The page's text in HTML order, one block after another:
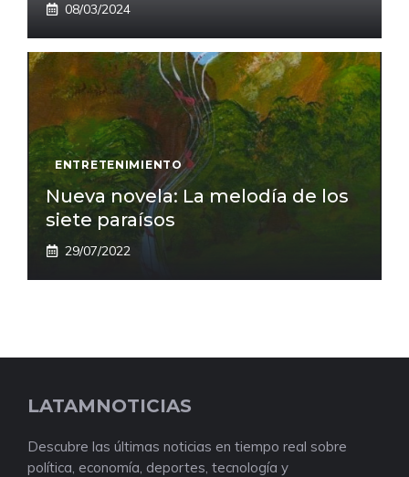
08/03/2024
ENTRETENIMIENTO
Nueva novela: La melodía de los
siete paraísos
29/07/2022
LATAMNOTICIAS
Descubre las últimas noticias en tiempo real sobre
política, economía, deportes, tecnología y